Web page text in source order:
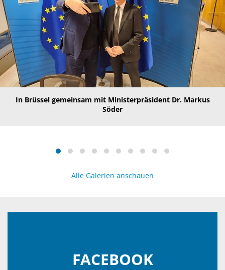
In Brüssel gemeinsam mit Ministerpräsident Dr. Markus
Söder
Alle Galerien anschauen
FACEBOOK